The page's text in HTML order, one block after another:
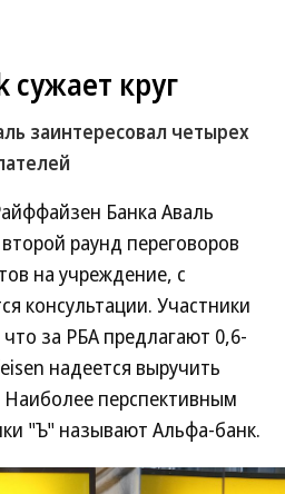
сужает круг
заинтересовал четырех
Банка Аваль
раунд переговоров
на учреждение, с
консультации. Участники
что за РБА предлагают 0,6-
надеется выручить
перспективным
"Ъ" называют Альфа-банк.